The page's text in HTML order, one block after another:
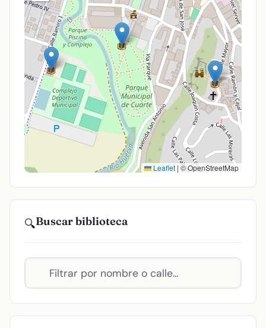
Leaflet | © OpenStreetMap
🔍Buscar biblioteca